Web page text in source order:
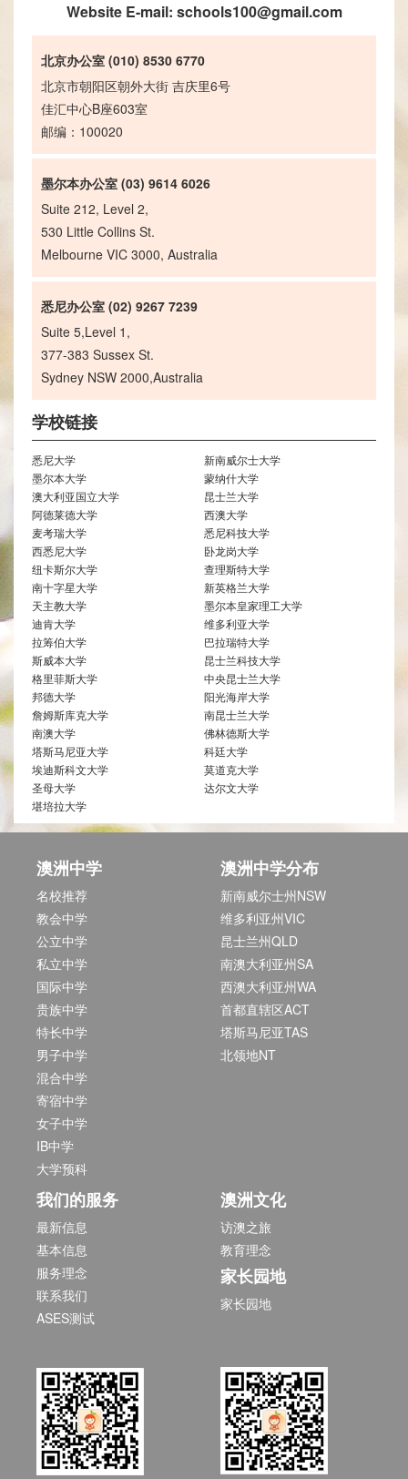
Website E-mail: schools100@gmail.com
北京办公室 (010) 8530 6770
北京市朝阳区朝外大街 吉庆里6号
佳汇中心B座603室
邮编：100020
墨尔本办公室 (03) 9614 6026
Suite 212, Level 2,
530 Little Collins St.
Melbourne VIC 3000, Australia
悉尼办公室 (02) 9267 7239
Suite 5,Level 1,
377-383 Sussex St.
Sydney NSW 2000,Australia
学校链接
悉尼大学
新南威尔士大学
墨尔本大学
蒙纳什大学
澳大利亚国立大学
昆士兰大学
阿德莱德大学
西澳大学
麦考瑞大学
悉尼科技大学
西悉尼大学
卧龙岗大学
纽卡斯尔大学
查理斯特大学
南十字星大学
新英格兰大学
天主教大学
墨尔本皇家理工大学
迪肯大学
维多利亚大学
拉筹伯大学
巴拉瑞特大学
斯威本大学
昆士兰科技大学
格里菲斯大学
中央昆士兰大学
邦德大学
阳光海岸大学
詹姆斯库克大学
南昆士兰大学
南澳大学
佛林德斯大学
塔斯马尼亚大学
科廷大学
埃迪斯科文大学
莫道克大学
圣母大学
达尔文大学
堪培拉大学
澳洲中学
名校推荐
教会中学
公立中学
私立中学
国际中学
贵族中学
特长中学
男子中学
混合中学
寄宿中学
女子中学
IB中学
大学预科
澳洲中学分布
新南威尔士州NSW
维多利亚州VIC
昆士兰州QLD
南澳大利亚州SA
西澳大利亚州WA
首都直辖区ACT
塔斯马尼亚TAS
北领地NT
我们的服务
最新信息
基本信息
服务理念
联系我们
ASES测试
澳洲文化
访澳之旅
教育理念
家长园地
家长园地